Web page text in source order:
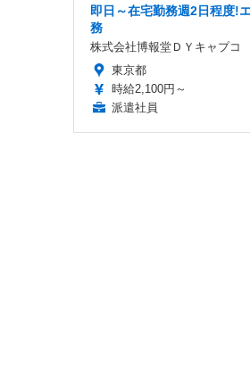
即日～在宅勤務週2日程度!
務
株式会社博報堂ＤＹキャプコ
東京都
時給2,100円～
派遣社員